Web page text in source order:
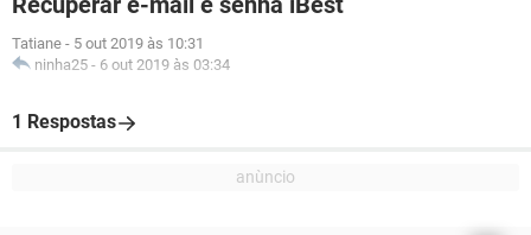
Tatiane - 5 out 2019 às 10:31
ninha25 - 6 out 2019 às 03:34
1 Respostas